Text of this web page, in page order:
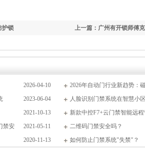
上一篇：广州有开锁师傅
护锁
2026-04-10
2026年自动门行业新趋势：
引领未来
2023-06-04
人脸识别门禁系统在智慧小
2021-10-13
新款中控F7+云门禁智能远程
2021-05-11
禁安
二维码门禁安全吗？
2020-11-13
如何防止门禁系统"失禁"？